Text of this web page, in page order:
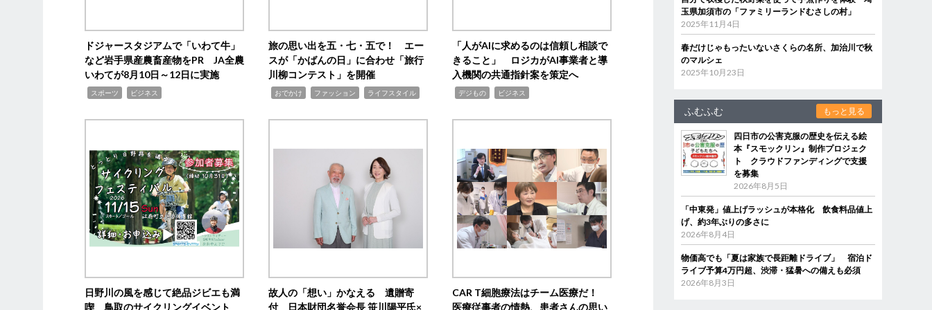
ドジャースタジアムで「いわて牛」
など岩手県産農畜産物をPR JA全農
いわてが8月10日～12日に実施
スポーツ ビジネス
旅の思い出を五・七・五で！ エー
スが「かばんの日」に合わせ「旅行
川柳コンテスト」を開催
おでかけ ファッション ライフスタイル
「人がAIに求めるのは信頼し相談で
きること」 ロジカがAI事業者と導
入機関の共通指針案を策定へ
デジもの ビジネス
日野川の風を感じて絶品ジビエも満
喫 鳥取のサイクリングイベント
故人の「想い」かなえる 遺贈寄
付 日本財団名誉会長 笹川陽平氏×
CAR T細胞療法はチーム医療だ！
医療従事者の情熱、患者さんの思い
玉県加須市の「ファミリーランドむさしの村」
2025年11月4日
春だけじゃもったいないさくらの名所、加治川で秋
のマルシェ
2025年10月23日
ふむふむ もっと見る
四日市の公害克服の歴史を伝える絵
本『スモックリン』制作プロジェク
ト クラウドファンディングで支援
を募集
2026年8月5日
「中東発」値上げラッシュが本格化 飲食料品値上
げ、約3年ぶりの多さに
2026年8月4日
物価高でも「夏は家族で長距離ドライブ」 宿泊ド
ライブ予算4万円超、渋滞・猛暑への備えも必須
2026年8月3日